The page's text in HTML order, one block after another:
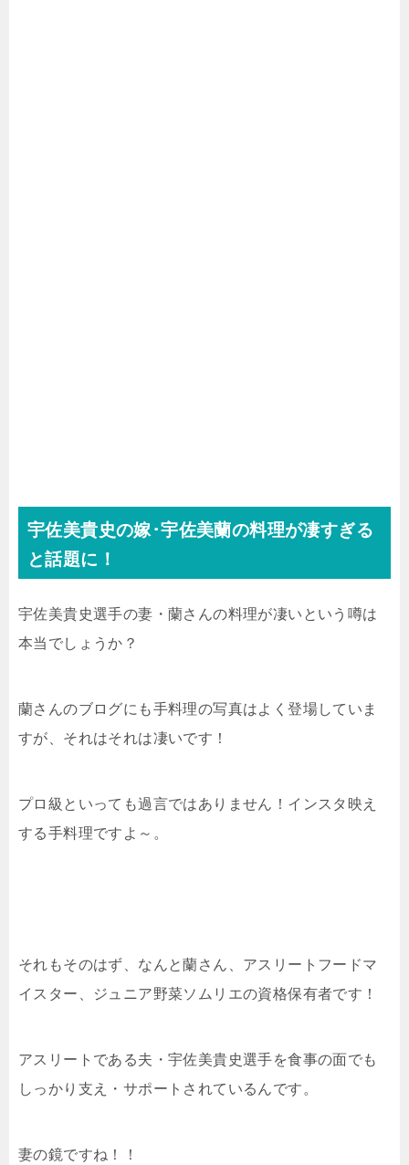
宇佐美貴史の嫁･宇佐美蘭の料理が凄すぎる
と話題に！
宇佐美貴史選手の妻・蘭さんの料理が凄いという噂は
本当でしょうか？
蘭さんのブログにも手料理の写真はよく登場していま
すが、それはそれは凄いです！
プロ級といっても過言ではありません！インスタ映え
する手料理ですよ～。
それもそのはず、なんと蘭さん、アスリートフードマ
イスター、ジュニア野菜ソムリエの資格保有者です！
アスリートである夫・宇佐美貴史選手を食事の面でも
しっかり支え・サポートされているんです。
妻の鏡ですね！！